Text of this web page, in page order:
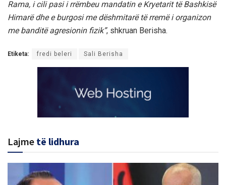
Rama, i cili pasi i rrëmbeu mandatin e Kryetarit të Bashkisë
Himarë dhe e burgosi me dëshmitarë të rremë i organizon
me banditë agresionin fizik”, shkruan Berisha.
Etiketa: fredi beleri Sali Berisha
Lajme të lidhura